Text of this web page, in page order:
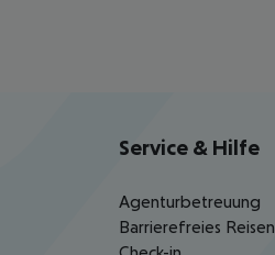
Service & Hilfe
Agenturbetreuung
Barrierefreies Reisen